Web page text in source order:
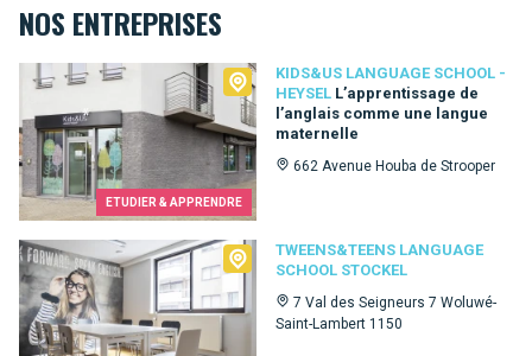
NOS ENTREPRISES
ETUDIER & APPRENDRE
KIDS&US LANGUAGE SCHOOL -
HEYSEL L’apprentissage de
l’anglais comme une langue
maternelle
662 Avenue Houba de Strooper
Kids&Us language school - Heysel
TWEENS&TEENS LANGUAGE
SCHOOL STOCKEL
7 Val des Seigneurs 7 Woluwé-
Saint-Lambert 1150
Tweens&Teens language school Stockel